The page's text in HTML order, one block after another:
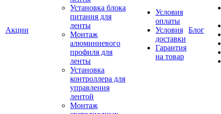
Акции
Установка блока
питания для
ленты
Монтаж
алюминиевого
профиля для
ленты
Установка
контроллера для
управления
лентой
Монтаж
Условия
оплаты
Условия
доставки
Гарантия
на товар
Блог